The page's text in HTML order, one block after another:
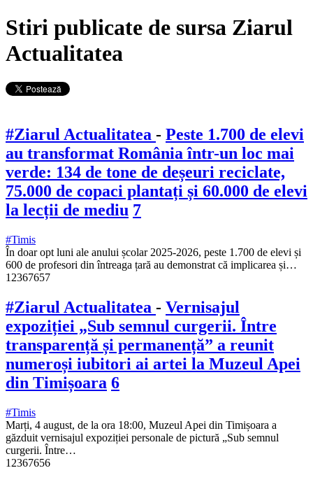
Stiri publicate de sursa Ziarul
Actualitatea
#Ziarul Actualitatea - Peste 1.700 de elevi
au transformat România într-un loc mai
verde: 134 de tone de deșeuri reciclate,
75.000 de copaci plantați și 60.000 de elevi
la lecții de mediu 7
#Timis
În doar opt luni ale anului școlar 2025-2026, peste 1.700 de elevi și
600 de profesori din întreaga țară au demonstrat că implicarea și…
12367657
#Ziarul Actualitatea - Vernisajul
expoziției „Sub semnul curgerii. Între
transparență și permanență” a reunit
numeroși iubitori ai artei la Muzeul Apei
din Timișoara 6
#Timis
Marți, 4 august, de la ora 18:00, Muzeul Apei din Timișoara a
găzduit vernisajul expoziției personale de pictură „Sub semnul
curgerii. Între…
12367656